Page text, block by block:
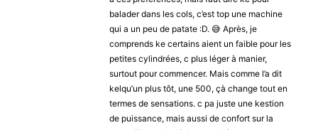
balader dans les cols, c’est top une machine
qui a un peu de patate :D. 😅 Après, je
comprends ke certains aient un faible pour les
petites cylindrées, c plus léger à manier,
surtout pour commencer. Mais comme l’a dit
kelqu’un plus tôt, une 500, çà change tout en
termes de sensations. c pa juste une kestion
de puissance, mais aussi de confort sur la